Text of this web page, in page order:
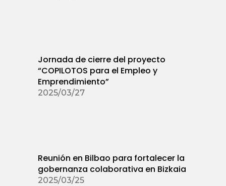
Jornada de cierre del proyecto
“COPILOTOS para el Empleo y
Emprendimiento”
2025/03/27
Reunión en Bilbao para fortalecer la
gobernanza colaborativa en Bizkaia
2025/03/25